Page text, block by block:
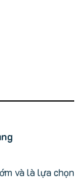
dụng
và là lựa chọn